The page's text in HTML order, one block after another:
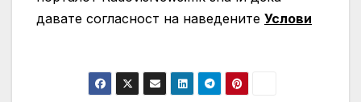
давате согласност на нaведените Услови